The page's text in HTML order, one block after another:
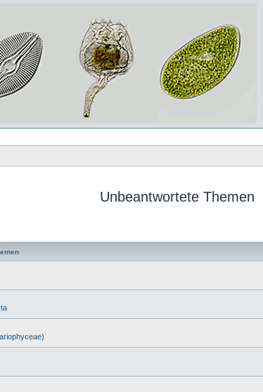
Unbeantwortete Themen